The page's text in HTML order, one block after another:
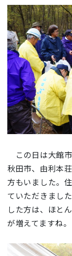
この日は大館
秋田市、由利本
方もいました。
ていただきまし
した方は、ほと
が増えてますね。